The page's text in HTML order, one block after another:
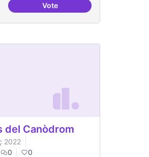
VoteProjecte Xarxa Oberta de
del Canòdrom
2022
0 0